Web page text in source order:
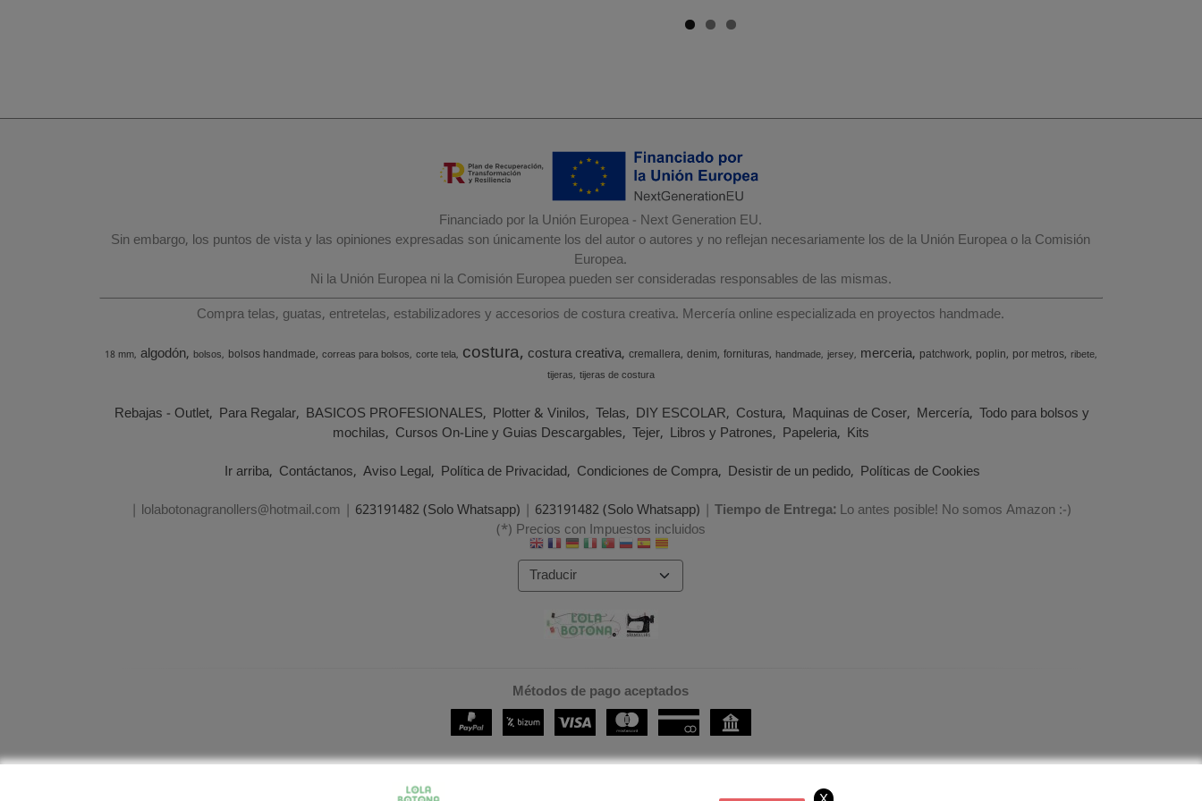
Financiado por la Unión Europea - Next Generation EU.
Sin embargo, los puntos de vista y las opiniones expresadas son únicamente los del autor o autores y no reflejan necesariamente los de la Unión Europea o la Comisión
Europea.
Ni la Unión Europea ni la Comisión Europea pueden ser consideradas responsables de las mismas.
Compra telas, guatas, entretelas, estabilizadores y accesorios de costura creativa. Mercería online especializada en proyectos handmade.
18 mm algodón bolsos bolsos handmade correas para bolsos corte tela costura costura creativa cremallera denim fornituras handmade jersey merceria patchwork poplin por metros ribete
tijeras tijeras de costura
Rebajas - Outlet Para Regalar BASICOS PROFESIONALES Plotter & Vinilos Telas DIY ESCOLAR Costura Maquinas de Coser Mercería Todo para bolsos y
mochilas Cursos On-Line y Guias Descargables Tejer Libros y Patrones Papeleria Kits
Ir arriba Contáctanos Aviso Legal Política de Privacidad Condiciones de Compra Desistir de un pedido Políticas de Cookies
| lolabotonagranollers@hotmail.com | 623191482 (Solo Whatsapp) | 623191482 (Solo Whatsapp) | Tiempo de Entrega:Lo antes posible! No somos Amazon :-)
(*) Precios con Impuestos incluidos
Métodos de pago aceptados